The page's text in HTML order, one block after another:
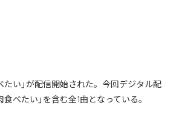
たい」が配信開始された。今回デジタル配
べたい」を含む全1曲となっている。